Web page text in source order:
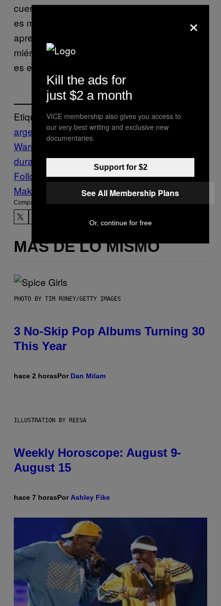
cuentan con alguien cuya lista de requisitos
es mucho más corta. Tal y como Argentina
aprendió y los Estados Unidos recordaron el
miércoles, lo único que Kevin Durant necesita
es el balón en sus manos.
Etiquetado:
argentina basquetbol Golden State
Warriors
durant
nba Sports VICE Sports
Follow Us On Discover
Make Us Preferred In Top Stories
Compartir:
MÁS DE LO MISMO
PHOTO BY TIM RONEY/GETTY IMAGES
3 No-Skip Pop Albums Turning 30
This Year
hace 2 horasPor Dan Milam
ILLUSTRATION BY REESA
Weekly Horoscope: August 9-
August 15
hace 7 horasPorAshley Fike
×
Kill the ads for
just $2 a month
VICE membership also gives you access to
our very best writing and exclusive new
documentaries.
Support for $2
See All Membership Plans
Or, continue for free